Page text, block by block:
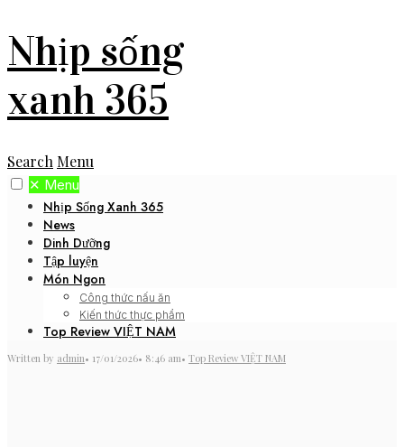
Nhịp sống
xanh 365
Search Menu
✕ Menu
Nhịp Sống Xanh 365
News
Dinh Dưỡng
Tập luyện
Món Ngon
Công thức nấu ăn
Kiến thức thực phẩm
Top Review VIỆT NAM
Written by admin• 17/01/2026• 8:46 am• Top Review VIỆT NAM